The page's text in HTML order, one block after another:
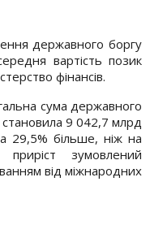
державного боргу
вартість позик
фінансів.
сума державного
9 042,7 млрд
більше, ніж на
зумовлений
від міжнародних